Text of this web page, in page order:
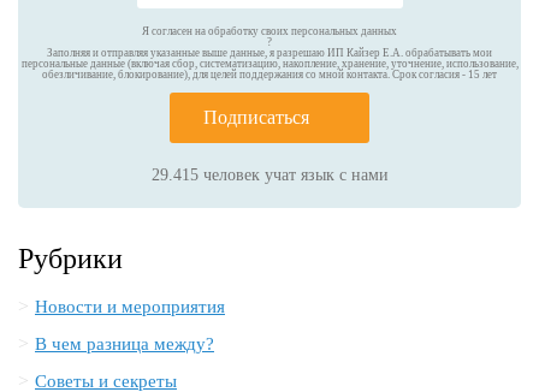
Я согласен на обработку своих персональных данных
?
Заполняя и отправляя указанные выше данные, я разрешаю ИП Кайзер Е.А. обрабатывать мои
персональные данные (включая сбор, систематизацию, накопление, хранение, уточнение, использование,
обезличивание, блокирование), для целей поддержания со мной контакта. Срок согласия - 15 лет
Подписаться
29.415человек учат язык с нами
Рубрики
Новости и мероприятия
В чем разница между?
Советы и секреты